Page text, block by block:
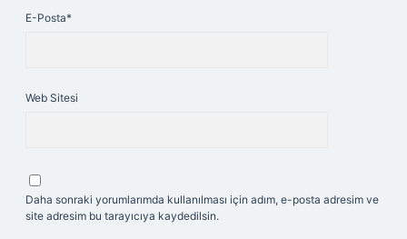
E-Posta*
Web Sitesi
Daha sonraki yorumlarımda kullanılması için adım, e-posta adresim ve
site adresim bu tarayıcıya kaydedilsin.